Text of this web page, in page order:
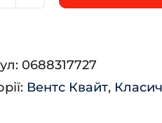
ТР
кількість
0688317727
Вентс Квайт,